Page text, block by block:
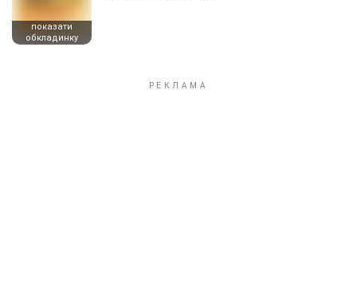
показати
обкладинку